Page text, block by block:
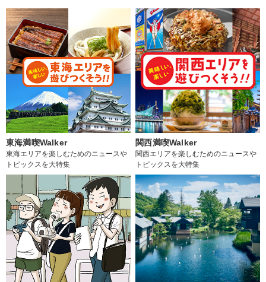
東海満喫Walker
東海エリアを楽しむためのニュースや
トピックスを大特集
関西満喫Walker
関西エリアを楽しむためのニュースや
トピックスを大特集